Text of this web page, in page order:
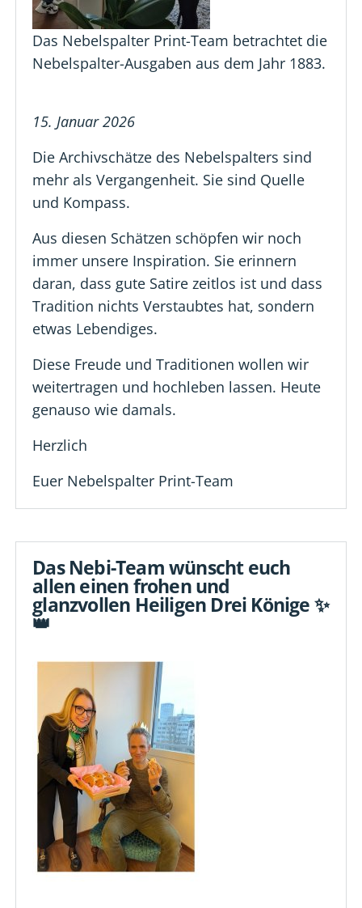
Das Nebelspalter Print-Team betrachtet die
Nebelspalter-Ausgaben aus dem Jahr 1883.​​​​​
15. Januar 2026
Die Archivschätze des Nebelspalters sind
mehr als Vergangenheit. Sie sind Quelle
und Kompass.
Aus diesen Schätzen schöpfen wir noch
immer unsere Inspiration. Sie erinnern
daran, dass gute Satire zeitlos ist und dass
Tradition nichts Verstaubtes hat, sondern
etwas Lebendiges.
Diese Freude und Traditionen wollen wir
weitertragen und hochleben lassen. Heute
genauso wie damals.
Herzlich
Euer Nebelspalter Print-Team
Das Nebi-Team wünscht euch
allen einen frohen und
glanzvollen Heiligen Drei Könige ✨
👑